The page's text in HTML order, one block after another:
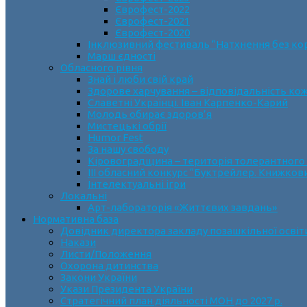
Єврофест-2022
Єврофест-2021
Єврофест-2020
Інклюзивний фестиваль “Натхнення без
Марш єдності
Обласного рівня
Знай і люби свій край
Здорове харчування – відповідальність
Славетні Українці. Іван Карпенко-Карий
Молодь обирає здоров’я
Мистецькі обрії
Humor Fest
За нашу свободу
Кіровоградщина – територія
ІII обласний конкурс “Буктрейлер.
Інтелектуальні ігри
Локальні
Арт-лабораторія «Життєвих завдань»
Нормативна база
Довідник директора закладу позашкільної
Накази
Листи/Положення
Охорона дитинства
Закони України
Укази Президента України
Стратегічний план діяльності МОН до 2027 р.